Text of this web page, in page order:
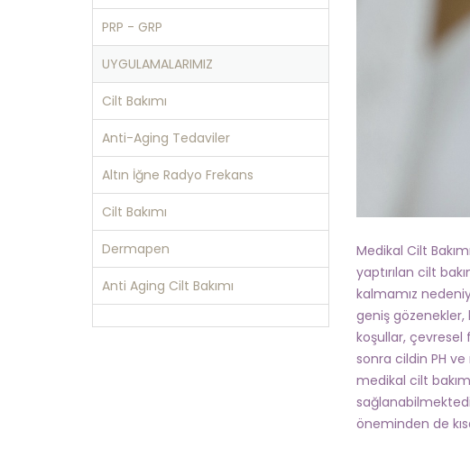
PRP - GRP
UYGULAMALARIMIZ
Cilt Bakımı
Anti-Aging Tedaviler
Altın İğne Radyo Frekans
Cilt Bakımı
Dermapen
Anti Aging Cilt Bakımı
Medikal Cilt
yaptırılan cilt
kalmamız
geniş
koşullar, çevresel
sonra cildin PH
medikal cilt
öneminden de